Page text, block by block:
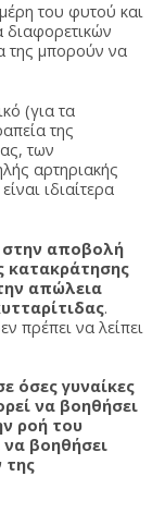
του φυτού και
διαφορετικών
της μπορούν να
(για τα
της
των
αρτηριακής
ιδιαίτερα
στην αποβολή
κατακράτησης
απώλεια
.
πρέπει να λείπει
όσες γυναίκες
να βοηθήσει
ροή του
να βοηθήσει
της